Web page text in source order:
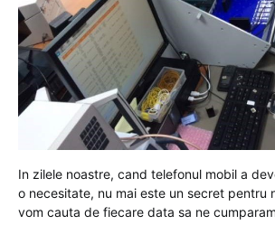
In zilele noastre, cand telefonul mobil a
o necesitate, nu mai este un secret pentru
vom cauta de fiecare data sa ne